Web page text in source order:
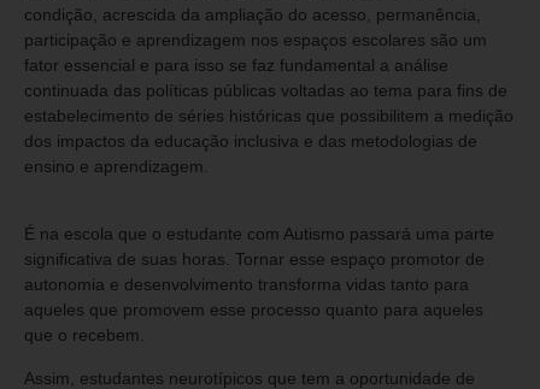
condição, acrescida da ampliação do acesso, permanência,
participação e aprendizagem nos espaços escolares são um
fator essencial e para isso se faz fundamental a análise
continuada das políticas públicas voltadas ao tema para fins de
estabelecimento de séries históricas que possibilitem a medição
dos impactos da educação inclusiva e das metodologias de
ensino e aprendizagem.
É na escola que o estudante com Autismo passará uma parte
significativa de suas horas. Tornar esse espaço promotor de
autonomia e desenvolvimento transforma vidas tanto para
aqueles que promovem esse processo quanto para aqueles
que o recebem.
Assim, estudantes neurotípicos que tem a oportunidade de